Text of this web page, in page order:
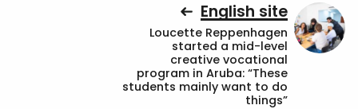
English site
Loucette Reppenhagen
started a mid-level
creative vocational
program in Aruba: “These
students mainly want to do
things”